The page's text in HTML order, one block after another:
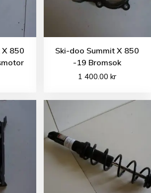
X 850
Ski-doo Summit X 850
-19 Bromsok
1 400.00kr